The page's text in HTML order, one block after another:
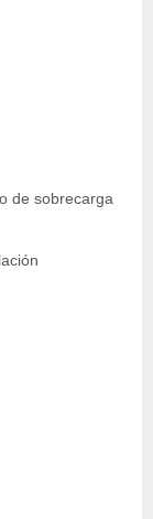
de sobrecarga